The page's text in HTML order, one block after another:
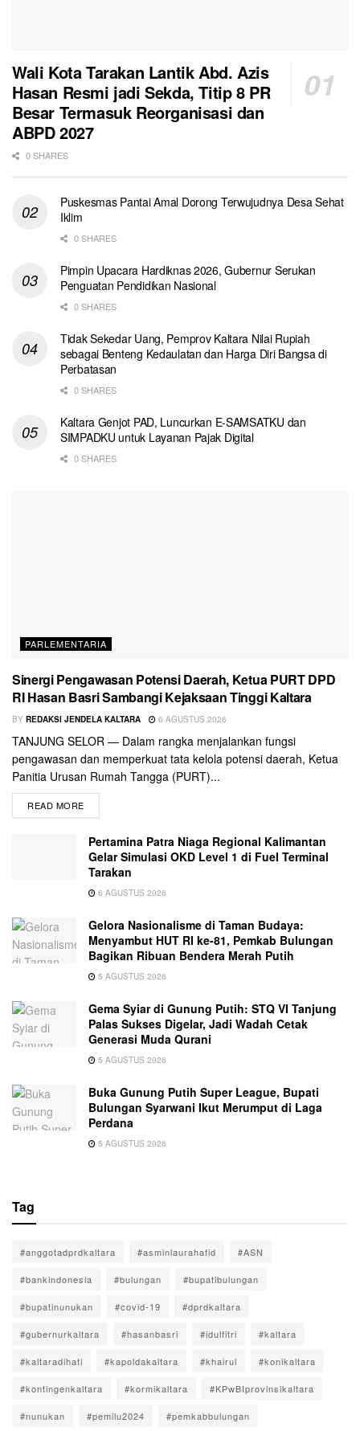
Wali Kota Tarakan Lantik Abd. Azis
Hasan Resmi jadi Sekda, Titip 8 PR
Besar Termasuk Reorganisasi dan
ABPD 2027
0 SHARES
Puskesmas Pantai Amal Dorong Terwujudnya Desa Sehat
Iklim
0 SHARES
Pimpin Upacara Hardiknas 2026, Gubernur Serukan
Penguatan Pendidikan Nasional
0 SHARES
Tidak Sekedar Uang, Pemprov Kaltara Nilai Rupiah
sebagai Benteng Kedaulatan dan Harga Diri Bangsa di
Perbatasan
0 SHARES
Kaltara Genjot PAD, Luncurkan E-SAMSATKU dan
SIMPADKU untuk Layanan Pajak Digital
0 SHARES
PARLEMENTARIA
Sinergi Pengawasan Potensi Daerah, Ketua PURT DPD
RI Hasan Basri Sambangi Kejaksaan Tinggi Kaltara
BY REDAKSI JENDELA KALTARA 6 AGUSTUS 2026
TANJUNG SELOR — Dalam rangka menjalankan fungsi
pengawasan dan memperkuat tata kelola potensi daerah, Ketua
Panitia Urusan Rumah Tangga (PURT)...
READ MORE
Pertamina Patra Niaga Regional Kalimantan
Gelar Simulasi OKD Level 1 di Fuel Terminal
Tarakan
6 AGUSTUS 2026
Gelora Nasionalisme di Taman Budaya:
Menyambut HUT RI ke-81, Pemkab Bulungan
Bagikan Ribuan Bendera Merah Putih
5 AGUSTUS 2026
Gema Syiar di Gunung Putih: STQ VI Tanjung
Palas Sukses Digelar, Jadi Wadah Cetak
Generasi Muda Qurani
5 AGUSTUS 2026
Buka Gunung Putih Super League, Bupati
Bulungan Syarwani Ikut Merumput di Laga
Perdana
5 AGUSTUS 2026
Tag
#anggotadprdkaltara #asminlaurahafid #ASN
#bankindonesia #bulungan #bupatibulungan
#bupatinunukan #covid-19 #dprdkaltara
#gubernurkaltara #hasanbasri #idulfitri #kaltara
#kaltaradihati #kapoldakaltara #khairul #konikaltara
#kontingenkaltara #kormikaltara #KPwBIprovinsikaltara
#nunukan #pemilu2024 #pemkabbulungan